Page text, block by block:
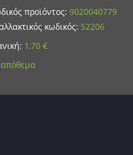
προϊόντος:9020040779
κωδικός: 52206
1,70€